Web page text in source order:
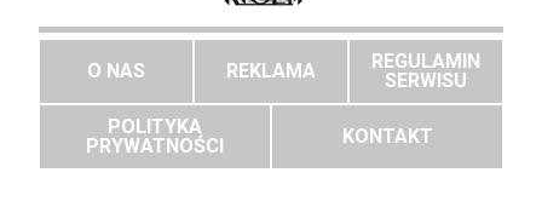
O NAS REKLAMA
REGULAMIN
SERWISU
POLITYKA
PRYWATNOŚCI
KONTAKT